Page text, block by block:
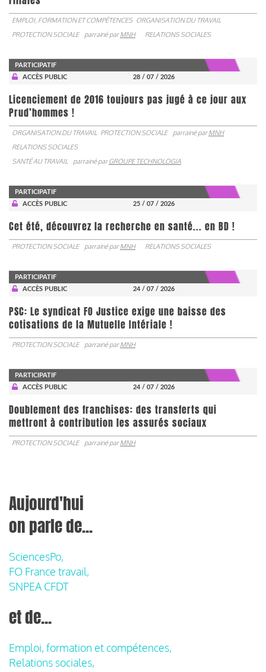
EMPLOI, FORMATION ET COMPÉTENCES ORGANISATION DU TRAVAIL
PROTECTION SOCIALE
parrainé parMNH RELATIONS SOCIALES
PARTICIPATIF
ACCÈS PUBLIC
28 / 07 / 2026
Licenciement de 2016 toujours pas jugé à ce jour aux
Prud’hommes !
ORGANISATION DU TRAVAIL PROTECTION SOCIALE parrainé parMNH
RELATIONS SOCIALES
SANTÉ AU TRAVAIL
parrainé parGROUPE TECHNOLOGIA
PARTICIPATIF
ACCÈS PUBLIC
25 / 07 / 2026
Cet été, découvrez la recherche en santé... en BD !
PROTECTION SOCIALE parrainé parMNH RELATIONS SOCIALES
PARTICIPATIF
ACCÈS PUBLIC
24 / 07 / 2026
PSC: Le syndicat FO Justice exige une baisse des
cotisations de la Mutuelle Intériale !
PROTECTION SOCIALE parrainé parMNH
PARTICIPATIF
ACCÈS PUBLIC
24 / 07 / 2026
Doublement des franchises: des transferts qui
mettront à contribution les assurés sociaux
PROTECTION SOCIALE parrainé parMNH
Aujourd'hui
on parle de...
SciencesPo,
FO France travail,
SNPEA CFDT
et de...
Emploi, formation et compétences,
Relations sociales,